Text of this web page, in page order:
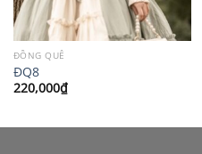
ĐỒNG QUÊ
ĐQ8
220,000₫